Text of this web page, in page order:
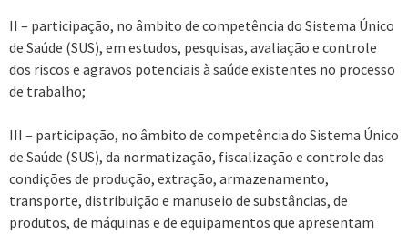
II – participação, no âmbito de competência do Sistema Único
de Saúde (SUS), em estudos, pesquisas, avaliação e controle
dos riscos e agravos potenciais à saúde existentes no processo
de trabalho;
III – participação, no âmbito de competência do Sistema Único
de Saúde (SUS), da normatização, fiscalização e controle das
condições de produção, extração, armazenamento,
transporte, distribuição e manuseio de substâncias, de
produtos, de máquinas e de equipamentos que apresentam